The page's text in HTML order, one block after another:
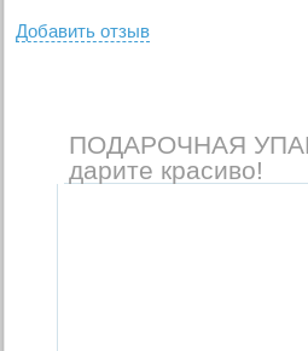
Добавить отзыв
ПОДАРОЧНАЯ
дарите красиво!